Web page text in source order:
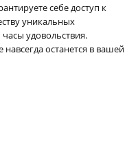
себе доступ к
уникальных
удовольствия.
останется в вашей